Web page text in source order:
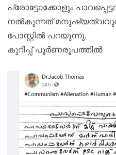
പ്രോട്ടോക്കോളും
നല്‍കുന്നത്
പോസ്റ്റിൽ പറയുന്നു.
കുറിപ്പ് പൂർണരൂപത്തിൽ